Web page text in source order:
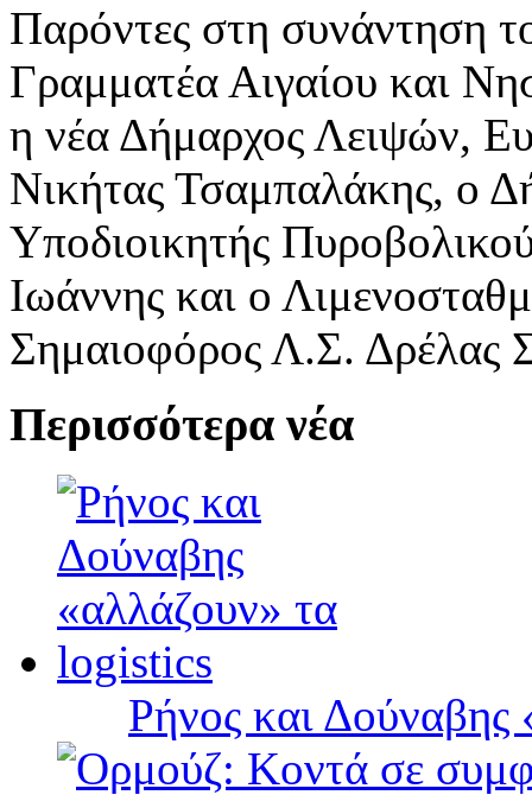
Παρόντες στη συνάντηση
Γραμματέα Αιγαίου και
η νέα Δήμαρχος Λειψών,
Νικήτας Τσαμπαλάκης, ο
Υποδιοικητής
Ιωάννης και ο
Σημαιοφόρος Λ.Σ. Δρέλας
Περισσότερα νέα
Ρήνος και